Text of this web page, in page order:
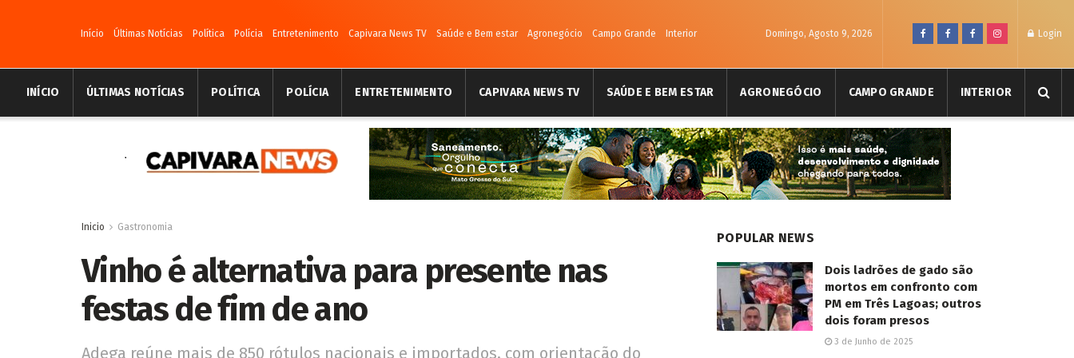
Início Últimas Notícias Política Polícia Entretenimento Capivara News TV Saúde e Bem estar Agronegócio Campo Grande Interior Domingo, Agosto 9, 2026 Login
INÍCIO ÚLTIMAS NOTÍCIAS POLÍTICA POLÍCIA ENTRETENIMENTO CAPIVARA NEWS TV SAÚDE E BEM ESTAR AGRONEGÓCIO CAMPO GRANDE INTERIOR
Inicio Gastronomia
Vinho é alternativa para presente nas
festas de fim de ano
Adega reúne mais de 850 rótulos nacionais e importados, com orientação do
POPULAR NEWS
Dois ladrões de gado são
mortos em confronto com
PM em Três Lagoas; outros
dois foram presos
3 de Junho de 2025